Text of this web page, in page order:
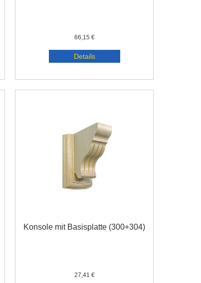
66,15 €
Details
Konsole mit Basisplatte (300+304)
27,41 €